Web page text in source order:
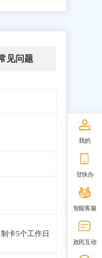
见问题
卡5个工作日
我的
甘快办
智能客服
政民互动